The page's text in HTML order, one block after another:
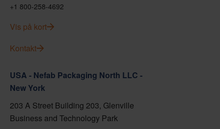
+1 800-258-4692
Vis på kort
Kontakt
USA - Nefab Packaging North LLC -
New York
203 A Street Building 203, Glenville
Business and Technology Park